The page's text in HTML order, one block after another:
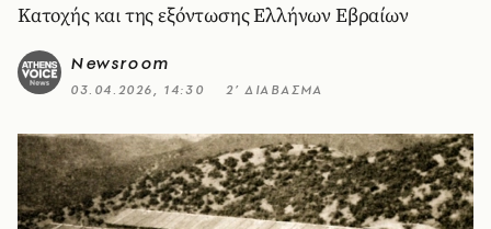
Κατοχής και της εξόντωσης Ελλήνων Εβραίων
Newsroom
03.04.2026, 14:30 2’ ΔΙΑΒΑΣΜΑ